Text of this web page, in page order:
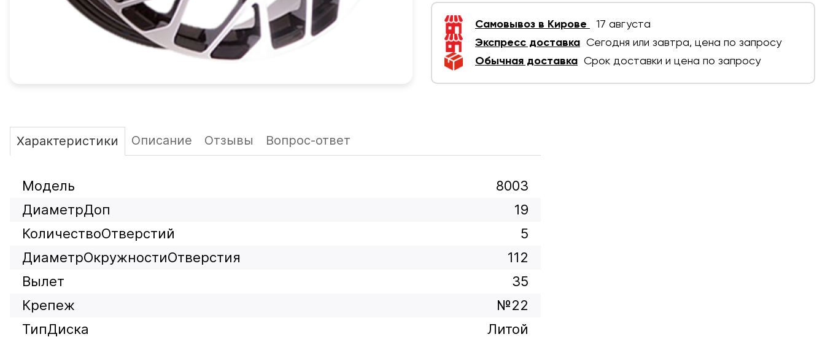
Самовывоз в Кирове
17 августа
Экспресс доставка Сегодня или завтра, цена по запросу
Обычная доставка Срок доставки и цена по запросу
Характеристики Описание Отзывы Вопрос-ответ
Модель
8003
ДиаметрДоп
19
КоличествоОтверстий
5
ДиаметрОкружностиОтверстия
112
Вылет
35
Крепеж
№22
ТипДиска
Литой